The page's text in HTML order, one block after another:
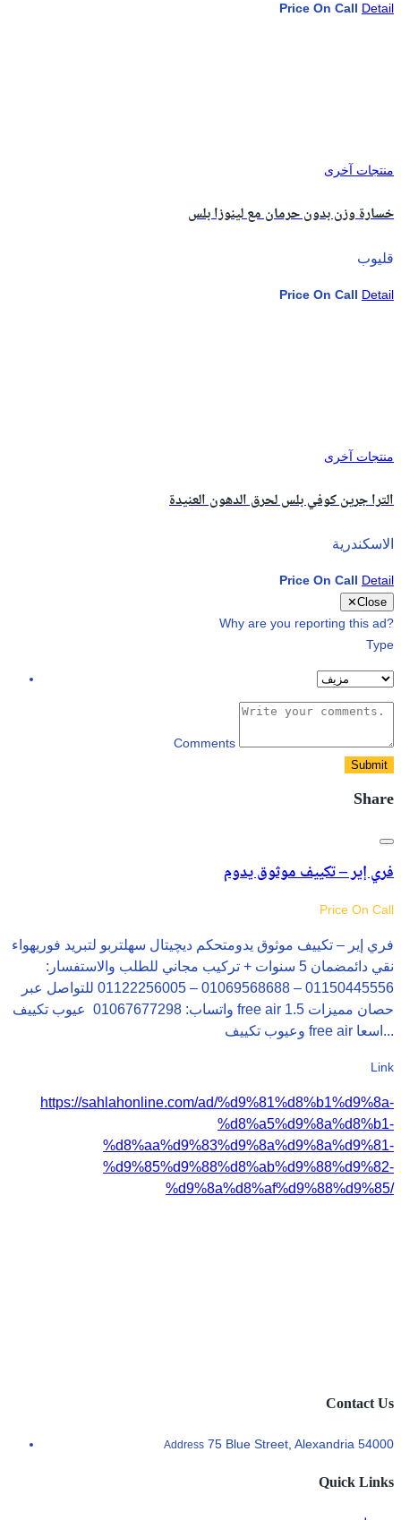
Price On Call Detail
منتجات آخرى
خسارة وزن بدون حرمان مع لينوزا بلس
قليوب
Price On Call Detail
منتجات آخرى
الترا جرين كوفي بلس لحرق الدهون العنيدة
الاسكندرية
Price On Call Detail
✕Close
Why are you reporting this ad?
Type
Comments
Submit
Share
فري إير – تكييف موثوق يدوم
Price On Call
فري إير – تكييف موثوق يدومتحكم ديچيتال سهلتربو لتبريد فوريهواء
نقي دائمضمان 5 سنوات + تركيب مجاني للطلب والاستفسار:
01150445556 – 01069568688 – 01122256005 للتواصل عبر
واتساب: 01067677298 عيوب تكييف free air 1.5 حصان مميزات
وعيوب تكييف free air اسعا...
Link
https://sahlahonline.com/ad/%d9%81%d8%b1%d9%8a-
%d8%a5%d9%8a%d8%b1-
%d8%aa%d9%83%d9%8a%d9%8a%d9%81-
%d9%85%d9%88%d8%ab%d9%88%d9%82-
%d9%8a%d8%af%d9%88%d9%85/
Contact Us
Address 75 Blue Street, Alexandria 54000
Quick Links